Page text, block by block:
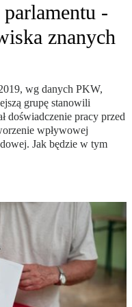
-
znanych
wg danych PKW,
grupę stanowili
doświadczenie pracy przed
wpływowej
Jak będzie w tym